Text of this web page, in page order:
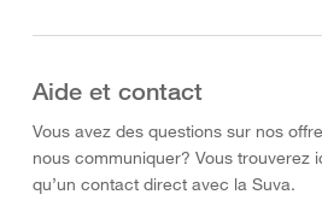
Aide et contact
Vous avez des questions sur nos
nous communiquer? Vous trouverez
qu’un contact direct avec la Suva.